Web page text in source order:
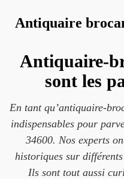
Antiquaire
Antiquaire-
sont les
En tant qu’antiquaire-
indispensables pour
34600. Nos experts
historiques sur
Ils sont tout aussi